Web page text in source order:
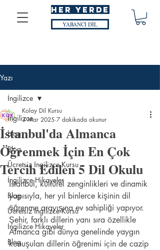
HER YERDE
YABANCI DİL
Yazı
İngilizce
blog
Blog
Ücretsiz İngilizce Kursu
İngilizce Hikayeler
Blog
Ücretsiz İngilizce Kursu
İngilizce Hikayeler
Blog
İngilizce
İstanbul'da Almanca
Öğrenmek İçin En Çok
Tercih Edilen 5 Dil Okulu
Kolay Dil Kursu
3 Mar 2025 7 dakikada okunur
İstanbul, kültürel zenginlikleri ve dinamik
yapısıyla, her yıl binlerce kişinin dil
öğrenme arayışına ev sahipliği yapıyor.
Şehir, farklı dillerin yanı sıra özellikle
Almanca gibi dünya genelinde yaygın
konuşulan dillerin öğrenimi için de cazip